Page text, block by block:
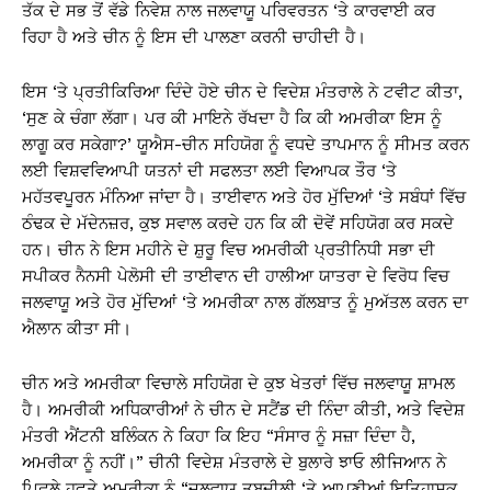
ਤੱਕ ਦੇ ਸਭ ਤੋਂ ਵੱਡੇ ਨਿਵੇਸ਼ ਨਾਲ ਜਲਵਾਯੂ ਪਰਿਵਰਤਨ ‘ਤੇ ਕਾਰਵਾਈ ਕਰ
ਰਿਹਾ ਹੈ ਅਤੇ ਚੀਨ ਨੂੰ ਇਸ ਦੀ ਪਾਲਣਾ ਕਰਨੀ ਚਾਹੀਦੀ ਹੈ।
ਇਸ ‘ਤੇ ਪ੍ਰਤੀਕਿਰਿਆ ਦਿੰਦੇ ਹੋਏ ਚੀਨ ਦੇ ਵਿਦੇਸ਼ ਮੰਤਰਾਲੇ ਨੇ ਟਵੀਟ ਕੀਤਾ,
‘ਸੁਣ ਕੇ ਚੰਗਾ ਲੱਗਾ। ਪਰ ਕੀ ਮਾਇਨੇ ਰੱਖਦਾ ਹੈ ਕਿ ਕੀ ਅਮਰੀਕਾ ਇਸ ਨੂੰ
ਲਾਗੂ ਕਰ ਸਕੇਗਾ?’ ਯੂਐਸ-ਚੀਨ ਸਹਿਯੋਗ ਨੂੰ ਵਧਦੇ ਤਾਪਮਾਨ ਨੂੰ ਸੀਮਤ ਕਰਨ
ਲਈ ਵਿਸ਼ਵਵਿਆਪੀ ਯਤਨਾਂ ਦੀ ਸਫਲਤਾ ਲਈ ਵਿਆਪਕ ਤੌਰ ‘ਤੇ
ਮਹੱਤਵਪੂਰਨ ਮੰਨਿਆ ਜਾਂਦਾ ਹੈ। ਤਾਈਵਾਨ ਅਤੇ ਹੋਰ ਮੁੱਦਿਆਂ ‘ਤੇ ਸਬੰਧਾਂ ਵਿੱਚ
ਠੰਢਕ ਦੇ ਮੱਦੇਨਜ਼ਰ, ਕੁਝ ਸਵਾਲ ਕਰਦੇ ਹਨ ਕਿ ਕੀ ਦੋਵੇਂ ਸਹਿਯੋਗ ਕਰ ਸਕਦੇ
ਹਨ। ਚੀਨ ਨੇ ਇਸ ਮਹੀਨੇ ਦੇ ਸ਼ੁਰੂ ਵਿਚ ਅਮਰੀਕੀ ਪ੍ਰਤੀਨਿਧੀ ਸਭਾ ਦੀ
ਸਪੀਕਰ ਨੈਨਸੀ ਪੇਲੋਸੀ ਦੀ ਤਾਈਵਾਨ ਦੀ ਹਾਲੀਆ ਯਾਤਰਾ ਦੇ ਵਿਰੋਧ ਵਿਚ
ਜਲਵਾਯੂ ਅਤੇ ਹੋਰ ਮੁੱਦਿਆਂ ‘ਤੇ ਅਮਰੀਕਾ ਨਾਲ ਗੱਲਬਾਤ ਨੂੰ ਮੁਅੱਤਲ ਕਰਨ ਦਾ
ਐਲਾਨ ਕੀਤਾ ਸੀ।
ਚੀਨ ਅਤੇ ਅਮਰੀਕਾ ਵਿਚਾਲੇ ਸਹਿਯੋਗ ਦੇ ਕੁਝ ਖੇਤਰਾਂ ਵਿੱਚ ਜਲਵਾਯੂ ਸ਼ਾਮਲ
ਹੈ। ਅਮਰੀਕੀ ਅਧਿਕਾਰੀਆਂ ਨੇ ਚੀਨ ਦੇ ਸਟੈਂਡ ਦੀ ਨਿੰਦਾ ਕੀਤੀ, ਅਤੇ ਵਿਦੇਸ਼
ਮੰਤਰੀ ਐਂਟਨੀ ਬਲਿੰਕਨ ਨੇ ਕਿਹਾ ਕਿ ਇਹ “ਸੰਸਾਰ ਨੂੰ ਸਜ਼ਾ ਦਿੰਦਾ ਹੈ,
ਅਮਰੀਕਾ ਨੂੰ ਨਹੀਂ।” ਚੀਨੀ ਵਿਦੇਸ਼ ਮੰਤਰਾਲੇ ਦੇ ਬੁਲਾਰੇ ਝਾਓ ਲੀਜਿਆਨ ਨੇ